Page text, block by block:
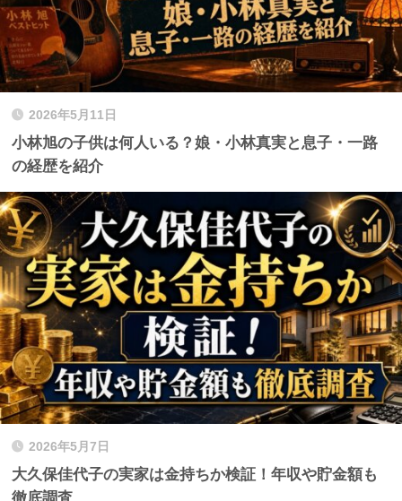
2026年5月11日
小林旭の子供は何人いる？娘・小林真実と息子・一路
の経歴を紹介
2026年5月7日
大久保佳代子の実家は金持ちか検証！年収や貯金額も
徹底調査